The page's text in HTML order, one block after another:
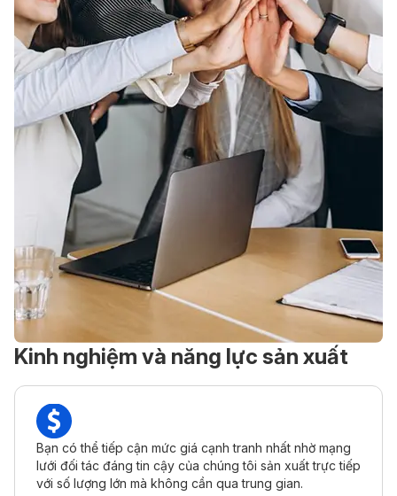
Kinh nghiệm và năng lực sản xuất
Bạn có thể tiếp cận mức giá cạnh tranh nhất nhờ mạng
lưới đối tác đáng tin cậy của chúng tôi sản xuất trực tiếp
với số lượng lớn mà không cần qua trung gian.